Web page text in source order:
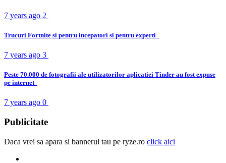
7 years ago 2
Trucuri Fortnite si pentru incepatori si pentru experti
7 years ago 3
Peste 70.000 de fotografii ale utilizatorilor aplicatiei Tinder au fost expuse
pe internet
7 years ago 0
Publicitate
Daca vrei sa apara si bannerul tau pe ryze.ro click aici